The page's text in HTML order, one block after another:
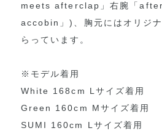
meets afterclap」右腕「
accobin」)、胸元にはオリジ
らっています。
※モデル着用
White 168cm Lサイズ着用
Green 160cm Mサイズ着用
SUMI 160cm Lサイズ着用